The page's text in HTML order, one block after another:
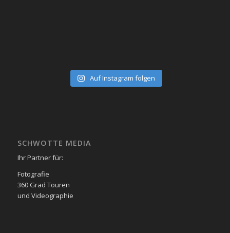
Auf Instagram folgen
SCHWOTTE MEDIA
Ihr Partner für:
Fotografie
360 Grad Touren
und Videographie